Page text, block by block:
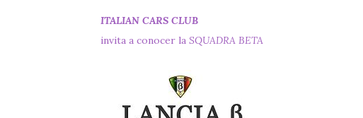
ITALIAN CARS CLUB
invita a conocer la SQUADRA BETA